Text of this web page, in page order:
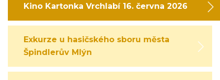
Kino Kartonka Vrchlabí 16. června 2026
Exkurze u hasičského sboru města
Špindlerův Mlýn